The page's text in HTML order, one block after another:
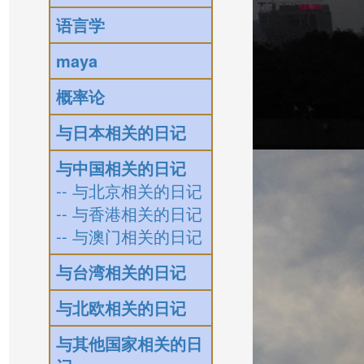
语言学
maya
概率论
与日本相关的日记
与中国相关的日记
-- 与北京相关的日记
-- 与香港相关的日记
-- 与澳门相关的日记
与台湾相关的日记
与北欧相关的日记
与其他国家相关的日